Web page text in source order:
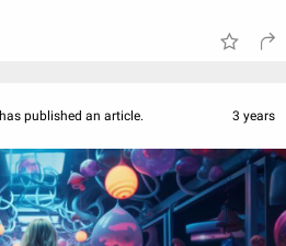
has published an article. 3 years